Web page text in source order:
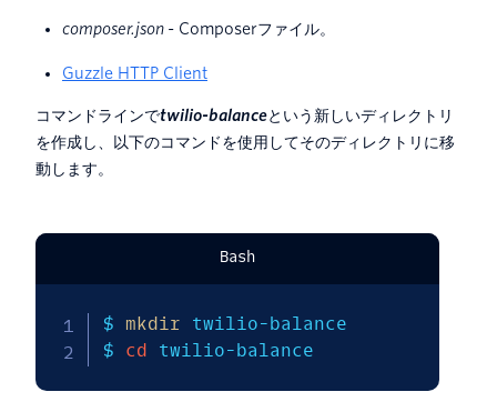
composer.json - Composerファイル。
Guzzle HTTP Client
コマンドラインでtwilio-balanceという新しいディレクトリ
を作成し、以下のコマンドを使用してそのディレクトリに移
動します。
Bash
$ mkdir twilio-balance
$ cd twilio-balance